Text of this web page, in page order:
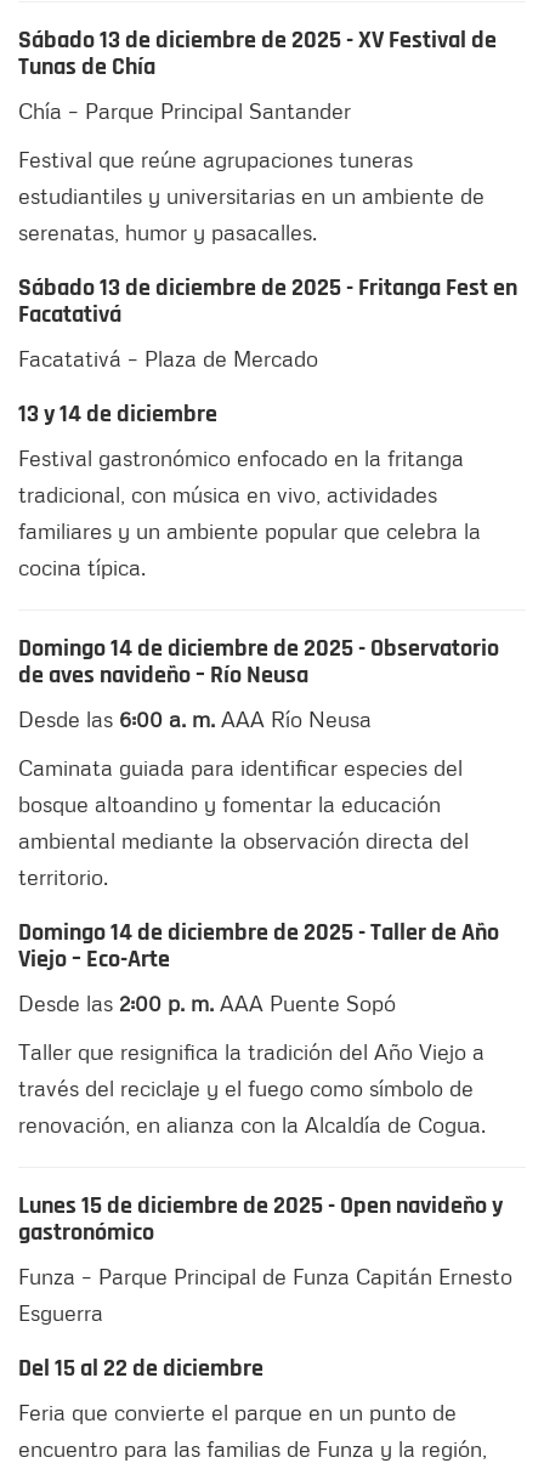
Sábado 13 de diciembre de 2025 - XV Festival de
Tunas de Chía
Chía – Parque Principal Santander
Festival que reúne agrupaciones tuneras
estudiantiles y universitarias en un ambiente de
serenatas, humor y pasacalles.
Sábado 13 de diciembre de 2025 - Fritanga Fest en
Facatativá
Facatativá – Plaza de Mercado
13 y 14 de diciembre
Festival gastronómico enfocado en la fritanga
tradicional, con música en vivo, actividades
familiares y un ambiente popular que celebra la
cocina típica.
Domingo 14 de diciembre de 2025 - Observatorio
de aves navideño – Río Neusa
Desde las 6:00 a. m. AAA Río Neusa
Caminata guiada para identificar especies del
bosque altoandino y fomentar la educación
ambiental mediante la observación directa del
territorio.
Domingo 14 de diciembre de 2025 - Taller de Año
Viejo – Eco-Arte
Desde las 2:00 p. m. AAA Puente Sopó
Taller que resignifica la tradición del Año Viejo a
través del reciclaje y el fuego como símbolo de
renovación, en alianza con la Alcaldía de Cogua.
Lunes 15 de diciembre de 2025 - Open navideño y
gastronómico
Funza – Parque Principal de Funza Capitán Ernesto
Esguerra
Del 15 al 22 de diciembre
Feria que convierte el parque en un punto de
encuentro para las familias de Funza y la región,